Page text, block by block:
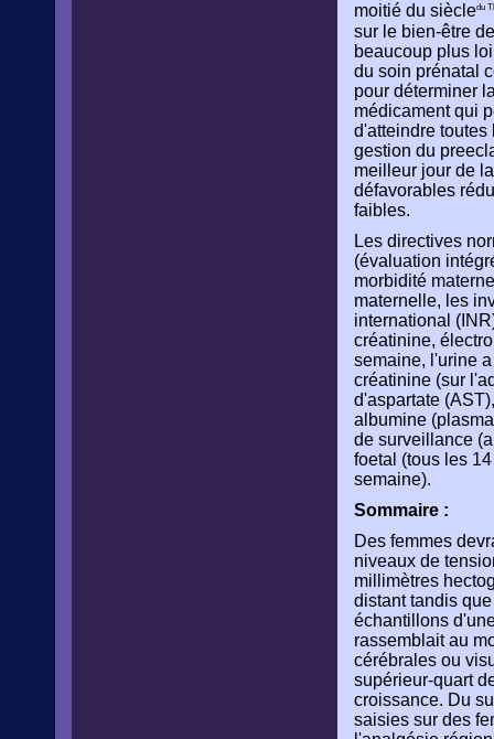
moitié du siècledu
sur le bien-être
beaucoup plus
du soin prénatal
pour déterminer
médicament qui
d'atteindre toutes
gestion du
meilleur jour de
défavorables
faibles.
Les directives
(évaluation
morbidité
maternelle, les
international
créatinine,
semaine, l'urine
créatinine (sur
d'aspartate
albumine
de surveillance
foetal (tous les
semaine).
Sommaire :
Des femmes
niveaux de
millimètres
distant tandis
échantillons
rassemblait au
cérébrales ou
supérieur-quart
croissance. Du
saisies sur des